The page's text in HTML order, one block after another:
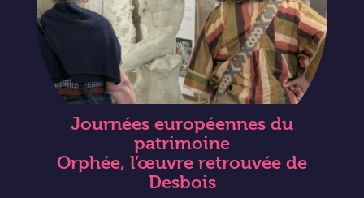
Journées européennes du
patrimoine
Orphée, l’œuvre retrouvée de
Desbois